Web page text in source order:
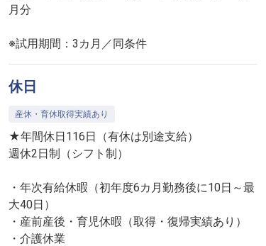
月分
※試用期間：3カ月／同条件
休日
産休・育休取得実績あり
★年間休日116日（有休は別途支給）
週休2日制（シフト制）
・年次有給休暇（初年度6カ月勤務後に10日～最
大40日）
・産前産後・育児休暇（取得・復帰実績あり）
・介護休業